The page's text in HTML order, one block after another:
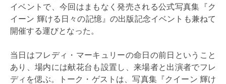
イベントで、今回はまもなく発売される公式写真集『ク
イーン 輝ける日々の記憶』の出版記念イベントも兼ねて
開催する運びとなった。
当日はフレディ・マーキュリーの命日の前日ということ
あり、場内には献花台も設置し、来場者と出演者でフレ
ディを偲ぶ。トーク・ゲストは、写真集『クイーン 輝け